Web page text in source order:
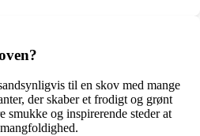
til en skov med mange
der skaber et frodigt og grønt
og inspirerende steder at